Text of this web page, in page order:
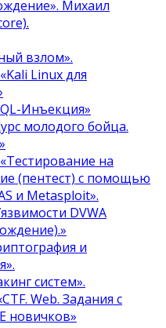
Михаил
взлом».
Linux для
Инъекция»
молодого бойца.
на
(пентест) с помощью
и Metasploit».
DVWA
и
систем».
Web. Задания с
новичков»